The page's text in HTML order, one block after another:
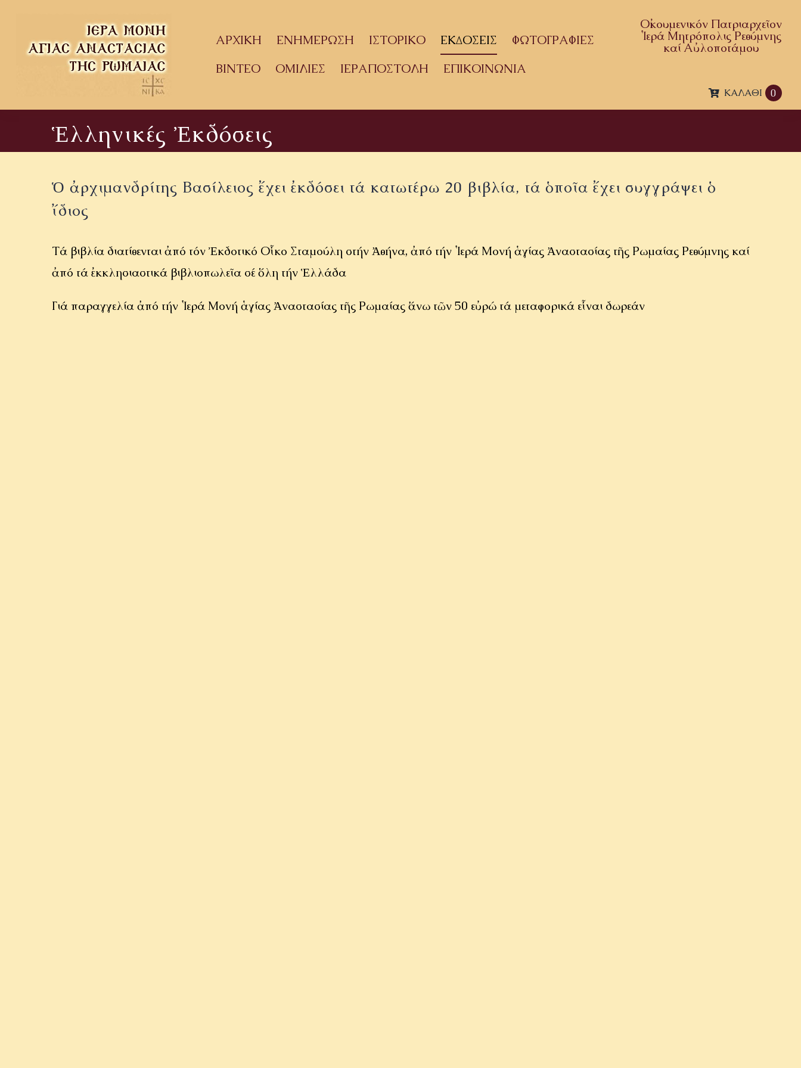
content
ΑΡΧΙΚΗ ΕΝΗΜΕΡΩΣΗ ΙΣΤΟΡΙΚΟ ΕΚΔΟΣΕΙΣ
ΦΩΤΟΓΡΑΦΙΕΣ
ΒΙΝΤΕΟ
ΟΜΙΛΙΕΣ ΙΕΡΑΠΟΣΤΟΛΗ ΕΠΙΚΟΙΝΩΝΙΑ
Οἰκουμενικόν Πατριαρχεῖον
Ἱερά Μητρόπολις Ρεθύμνης
καί Αὐλοποτάμου
ΚΑΛΆΘΙ 0
Ἑλληνικές Ἐκδόσεις
Ὁ ἀρχιμανδρίτης Βασίλειος ἔχει ἐκδόσει τά κατωτέρω 20 βιβλία, τά ὁποῖα ἔχει συγγράψει ὁ
ἴδιος
Τά βιβλία διατίθενται ἀπό τόν Ἐκδοτικό Οἶκο Σταμούλη στήν Ἀθήνα, ἀπό τήν Ἱερά Μονή ἁγίας Ἀναστασίας τῆς Ρωμαίας Ρεθύμνης καί
ἀπό τά ἐκκλησιαστικά βιβλιοπωλεῖα σέ ὅλη τήν Ἑλλάδα
Γιά παραγγελία ἀπό τήν Ἱερά Μονή ἁγίας Ἀναστασίας τῆς Ρωμαίας ἄνω τῶν 50 εὐρώ τά μεταφορικά εἶναι δωρεάν